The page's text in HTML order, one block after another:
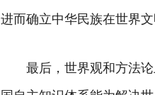
进而确立中华民族在世界文
最后，世界观和方法